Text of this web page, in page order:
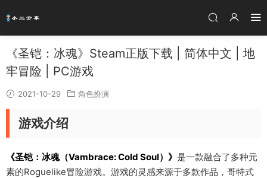
《圣铠：冰魂》Steam正版下载 | 简体中文 | 地
牢冒险 | PC游戏
2021-10-29 角色扮演
游戏介绍
《圣铠：冰魂（Vambrace: Cold Soul）》 是一款融合了多种元
素的Roguelike冒险游戏。游戏的灵感来源于多款作品，哥特式